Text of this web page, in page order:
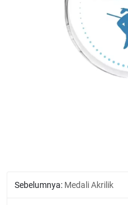
Sebelumnya: Medali Akrilik